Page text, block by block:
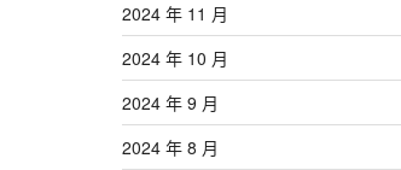
2024 年 11 月
2024 年 10 月
2024 年 9 月
2024 年 8 月